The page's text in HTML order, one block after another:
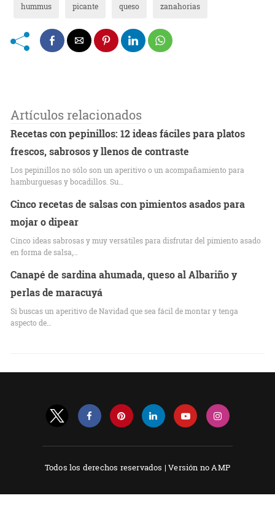
hummus picante queso zanahorias
Artículos relacionados
Recetas con pepinillos: 12 ideas fáciles para platos
frescos, sabrosos y llenos de contraste
Los pepinillos no sólo son un aperitivo o un acompañamiento para
hamburguesas y bocadillos. Su…
Cinco recetas de salsas con pimientos asados para
mojar o dipear
Cinco ideas sabrosas y muy versátiles para disfrutar del pimiento asado
en forma de salsa,…
Canapé de sardina ahumada, queso al Albariño y
perlas de maracuyá
Si buscas un aperitivo de Navidad que sea fácil de montar y tenga
aspecto de…
Todos los derechos reservados |Versión no AMP